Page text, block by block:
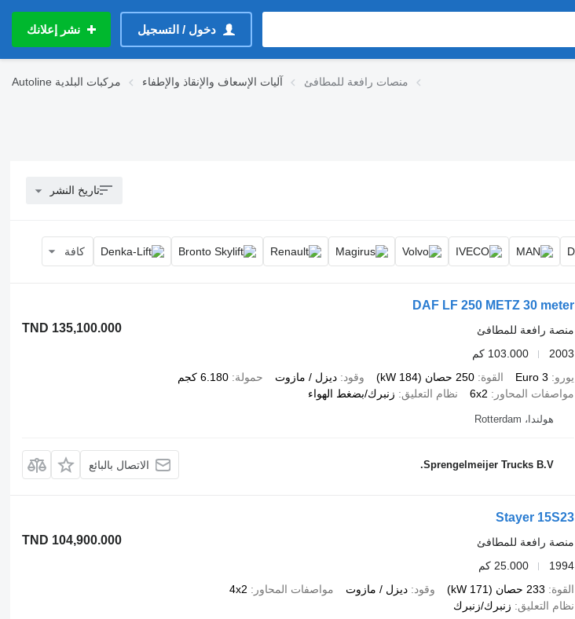
دخول / التسجيل نشر إعلانك
Autoline مركبات البلدية آليات الإسعاف والإنقاذ والإطفاء منصات رافعة للمطافئ
تاريخ النشر
كافة
DAF LF 250 METZ 30 meter
TND 135,100.000
منصة رافعة للمطافئ
2003
103.000 كم
يورو
Euro 3 القوة 250 حصان (184 kW) وقود ديزل / مازوت حمولة 6.180 كجم
مواصفات المحاور
6x2 نظام التعليق زنبرك/بضغط الهواء
هولندا، Rotterdam
Sprengelmeijer Trucks B.V. الاتصال بالبائع
Stayer 15S23
TND 104,900.000
منصة رافعة للمطافئ
1994
25.000 كم
القوة
233 حصان (171 kW) وقود ديزل / مازوت مواصفات المحاور
4x2
نظام التعليق
زنبرك/زنبرك